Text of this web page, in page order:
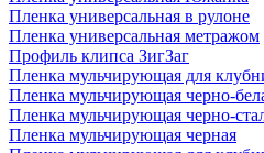
Пленка универсальная в рулоне
Пленка универсальная метражом
Профиль клипса ЗигЗаг
Пленка мульчирующая для
Пленка мульчирующая черно-
Пленка мульчирующая черно-
Пленка мульчирующая черная